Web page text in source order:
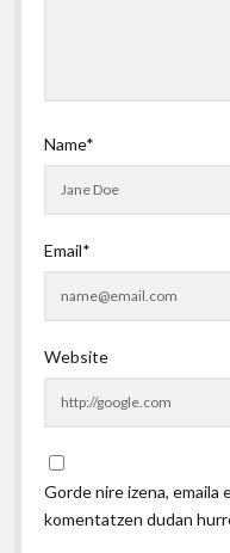
Name*
Email*
Website
Gorde nire izena,
komentatzen dudan